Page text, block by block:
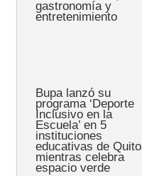
gastronomía y
entretenimiento
Bupa lanzó su
programa ‘Deporte
Inclusivo en la
Escuela’ en 5
instituciones
educativas de Quito
mientras celebra
espacio verde